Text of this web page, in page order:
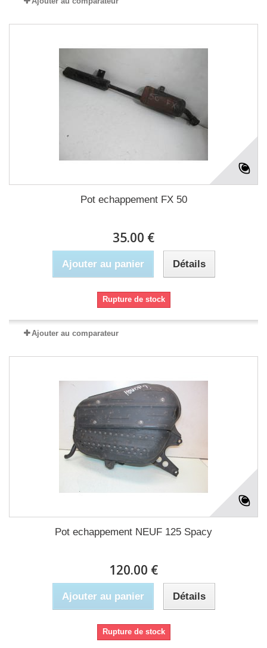
Pot echappement FX 50
35.00 €
Ajouter au panier Détails
Rupture de stock
Ajouter au comparateur
Pot echappement NEUF 125 Spacy
120.00 €
Ajouter au panier Détails
Rupture de stock